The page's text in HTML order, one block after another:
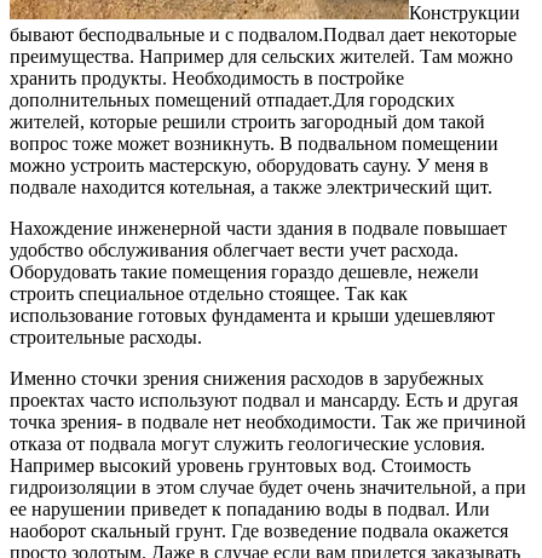
Конструкции
бывают бесподвальные и с подвалом.Подвал дает некоторые
преимущества. Например для сельских жителей. Там можно
хранить продукты. Необходимость в постройке
дополнительных помещений отпадает.Для городских
жителей, которые решили строить загородный дом такой
вопрос тоже может возникнуть. В подвальном помещении
можно устроить мастерскую, оборудовать сауну. У меня в
подвале находится котельная, а также электрический щит.
Нахождение инженерной части здания в подвале повышает
удобство обслуживания облегчает вести учет расхода.
Оборудовать такие помещения гораздо дешевле, нежели
строить специальное отдельно стоящее. Так как
использование готовых фундамента и крыши удешевляют
строительные расходы.
Именно сточки зрения снижения расходов в зарубежных
проектах часто используют подвал и мансарду. Есть и другая
точка зрения- в подвале нет необходимости. Так же причиной
отказа от подвала могут служить геологические условия.
Например высокий уровень грунтовых вод. Стоимость
гидроизоляции в этом случае будет очень значительной, а при
ее нарушении приведет к попаданию воды в подвал. Или
наоборот скальный грунт. Где возведение подвала окажется
просто золотым. Даже в случае если вам придется заказывать